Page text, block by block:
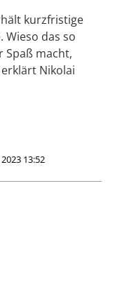
kurzfristige
Wieso das so
Spaß macht,
Nikolai
13:52